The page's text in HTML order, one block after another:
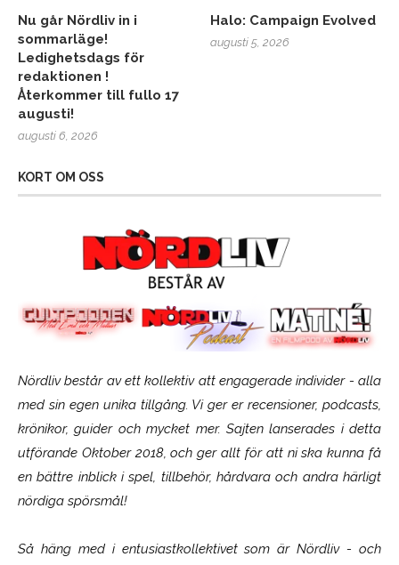
Nu går Nördliv in i
sommarläge!
Ledighetsdags för
redaktionen !
Återkommer till fullo 17
augusti!
augusti 6, 2026
Halo: Campaign Evolved
augusti 5, 2026
KORT OM OSS
Nördliv består av ett kollektiv att engagerade individer - alla
med sin egen unika tillgång. Vi ger er recensioner, podcasts,
krönikor, guider och mycket mer. Sajten lanserades i detta
utförande Oktober 2018, och ger allt för att ni ska kunna få
en bättre inblick i spel, tillbehör, hårdvara och andra härligt
nördiga spörsmål!
Så häng med i entusiastkollektivet som ärNördliv- och